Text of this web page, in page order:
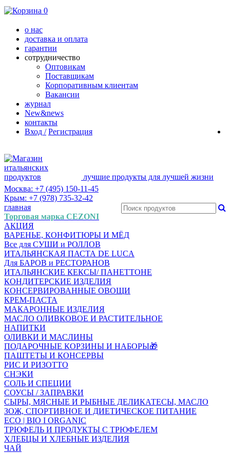
0
о нас
доставка и оплата
гарантии
сотрудничество
Оптовикам
Поставщикам
Корпоративным клиентам
Вакансии
журнал
New&news
контакты
Вход / Регистрация
лучшие продукты для лучшей жизни
Москва: +7 (495) 150-11-45
Крым: +7 (978) 735-32-42
главная
Торговая марка CEZONI
АКЦИЯ
ВАРЕНЬЕ, КОНФИТЮРЫ И МЁД
Все для СУШИ и РОЛЛОВ
ИТАЛЬЯНСКАЯ ПАСТА DE LUCA
Для БАРОВ и РЕСТОРАНОВ
ИТАЛЬЯНСКИЕ КЕКСЫ/ ПАНЕТТОНЕ
КОНДИТЕРСКИЕ ИЗДЕЛИЯ
КОНСЕРВИРОВАННЫЕ ОВОЩИ
КРЕМ-ПАСТА
МАКАРОННЫЕ ИЗДЕЛИЯ
МАСЛО ОЛИВКОВОЕ И РАСТИТЕЛЬНОЕ
НАПИТКИ
ОЛИВКИ И МАСЛИНЫ
ПОДАРОЧНЫЕ КОРЗИНЫ И НАБОРЫ🎁
ПАШТЕТЫ И КОНСЕРВЫ
РИС И РИЗОТТО
СНЭКИ
СОЛЬ И СПЕЦИИ
СОУСЫ / ЗАПРАВКИ
СЫРЫ, МЯСНЫЕ И РЫБНЫЕ ДЕЛИКАТЕСЫ, МАСЛО
ЗОЖ, СПОРТИВНОЕ И ДИЕТИЧЕСКОЕ ПИТАНИЕ
ECO | BIO I ORGANIC
ТРЮФЕЛЬ И ПРОДУКТЫ С ТРЮФЕЛЕМ
ХЛЕБЦЫ И ХЛЕБНЫЕ ИЗДЕЛИЯ
ЧАЙ